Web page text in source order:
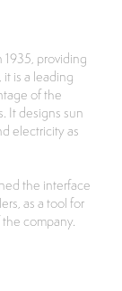
1935, providing
it is a leading
of the
It designs sun
electricity as
the interface
as a tool for
company.